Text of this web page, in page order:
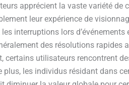
apprécient la vaste variété de
leur expérience de
interruptions lors
des résolutions rapides
certains utilisateurs rencontrent
plus, les individus résidant dans